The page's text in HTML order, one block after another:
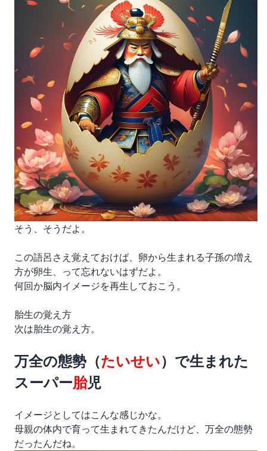
そう、そうだよ。
この語呂さえ覚えておけば、卵から生まれる子孫の増え
方が卵生、って忘れないはずだよ。
何回か脳内イメージを再生しておこう。
胎生の覚え方
次は胎生の覚え方。
万全の態勢（たいせい）で生まれた
スーパー胎児
イメージとしてはこんな感じかな。
母親の体内で育って生まれてきたんだけど、万全の態勢
だったんだね。